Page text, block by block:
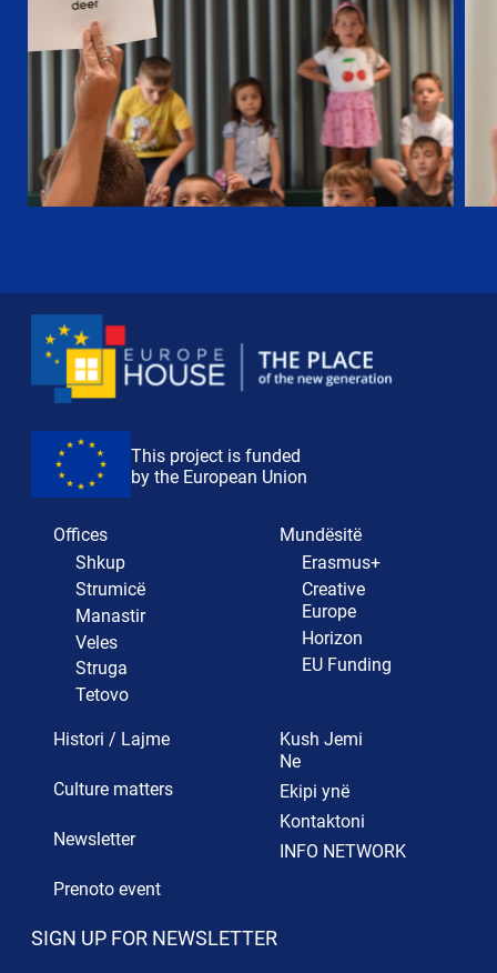
This project is funded
by the European Union
Offices
Shkup
Strumicë
Manastir
Veles
Struga
Tetovo
Mundësitë
Erasmus+
Creative
Europe
Horizon
EU Funding
Histori / Lajme
Culture matters
Newsletter
Prenoto event
Kush Jemi
Ne
Ekipi ynë
Kontaktoni
INFO NETWORK
SIGN UP FOR NEWSLETTER